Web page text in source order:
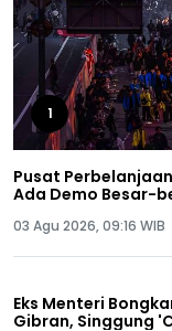
1
Pusat
Ada Demo Besar-
03 Agu 2026, 09:16 WIB
Eks Menteri
Gibran, Singgung